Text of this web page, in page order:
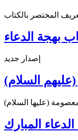
المختصر بالكتاب
بهجة الدعاء
إصدار جديد
السلام)
(عليها السلام)
المبارك